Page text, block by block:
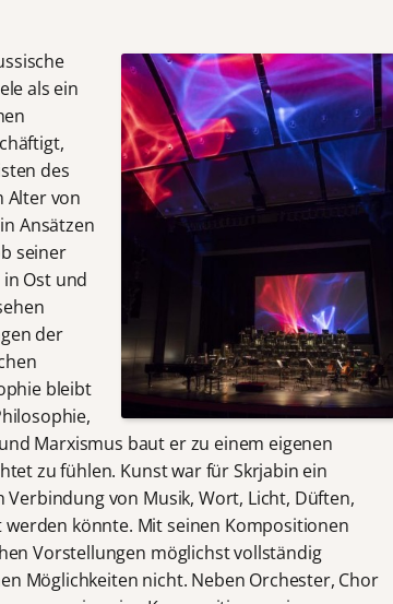
als ein
des
Alter von
Ansätzen
seiner
Ost und
der
bleibt
Marxismus baut er zu einem eigenen
zu fühlen. Kunst war für Skrjabin ein
von Musik, Wort, Licht, Düften,
könnte. Mit seinen Kompositionen
Vorstellungen möglichst vollständig
Möglichkeiten nicht. Neben Orchester, Chor